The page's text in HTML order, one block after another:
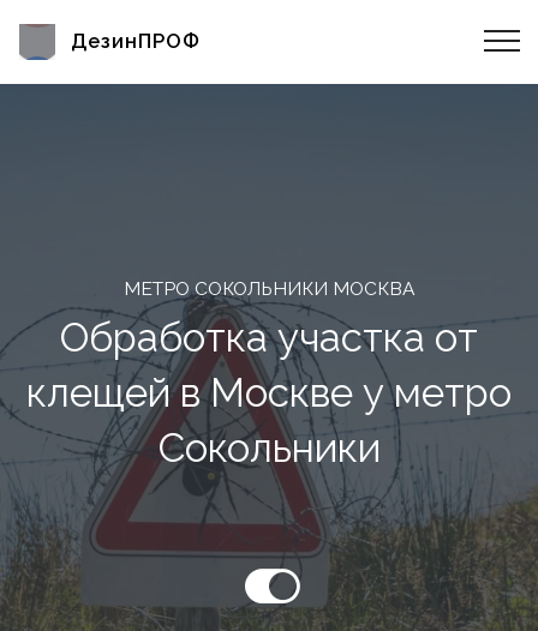
ДезинПРОФ
МЕТРО СОКОЛЬНИКИ МОСКВА
Обработка участка от
клещей в Москве у метро
Сокольники